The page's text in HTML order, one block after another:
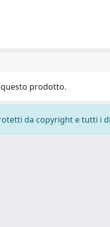
prodotto.
da copyright e tutti i